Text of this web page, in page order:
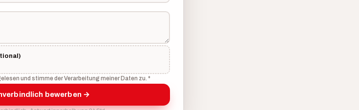
und stimme der Verarbeitung meiner Daten zu. *
bewerben →